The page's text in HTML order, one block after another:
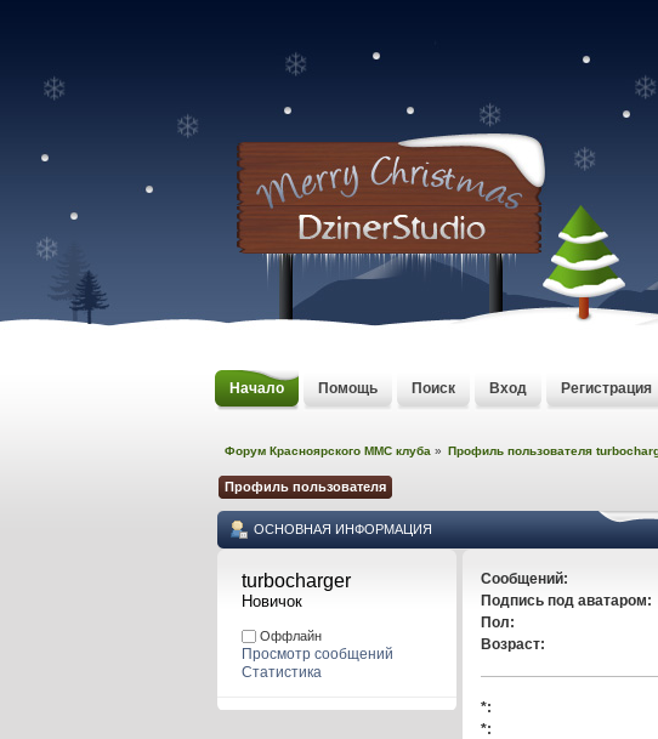
Начало Помощь Поиск Вход Регистрация
Форум Красноярского MMC клуба » Профиль пользователя
Профиль пользователя
ОСНОВНАЯ ИНФОРМАЦИЯ
turbocharger
Новичок
Оффлайн
Просмотр сообщений
Статистика
Сообщений:
Подпись под аватаром:
Пол:
Возраст:
*:
*: